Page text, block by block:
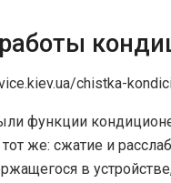
chistka-
функции
же: сжатие и
в